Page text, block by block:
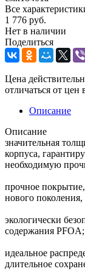
Все
1 776 руб.
Нет в наличии
Поделиться
Цена
отличаться от
Описание
Описание
значительная
корпуса,
необходимую
прочное
нового
экологически
содержания PFOA;
идеальное
длительное